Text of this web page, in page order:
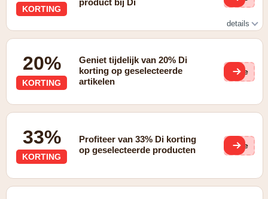
KORTING
product bij Di
details
20%
KORTING
Geniet tijdelijk van 20% Di
korting op geselecteerde
artikelen
(ge
33%
KORTING
Profiteer van 33% Di korting
op geselecteerde producten
(ge